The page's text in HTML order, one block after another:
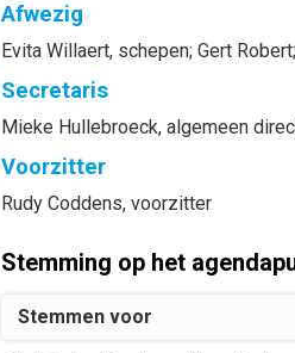
Afwezig
Evita Willaert, schepen; Gert Robert;
Secretaris
Mieke Hullebroeck, algemeen
Voorzitter
Rudy Coddens, voorzitter
Stemming op het
Stemmen voor